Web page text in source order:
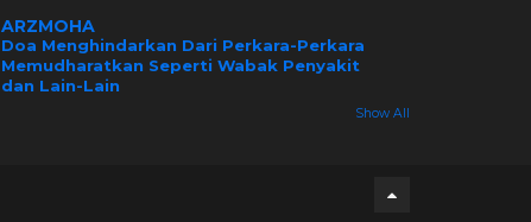
ARZMOHA
Doa Menghindarkan Dari Perkara-Perkara
Memudharatkan Seperti Wabak Penyakit
dan Lain-Lain
Show All